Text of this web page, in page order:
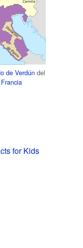
de Verdún del
Francia
for Kids